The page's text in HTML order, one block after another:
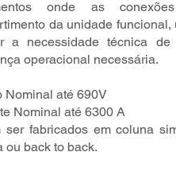
onde as
da unidade
a necessidade técnica
operacional necessária.
Nominal até 690V
Nominal até 6300 A
ser fabricados em coluna
ou back to back.